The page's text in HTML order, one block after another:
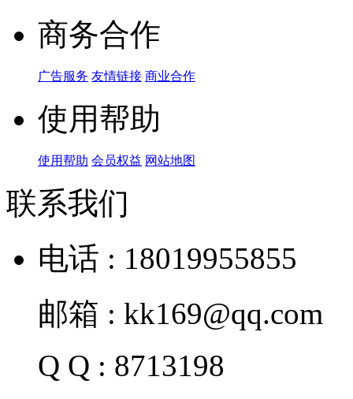
商务合作
广告服务 友情链接 商业合作
使用帮助
使用帮助 会员权益 网站地图
联系我们
电话 : 18019955855
邮箱 : kk169@qq.com
Q Q : 8713198